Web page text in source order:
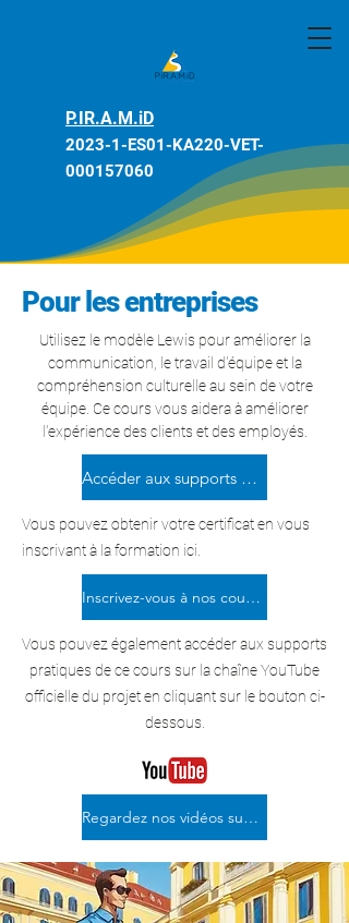
P.IR.A.M.iD
2023-1-ES01-KA220-VET-
000157060
Pour les entreprises
Utilisez le modèle Lewis pour améliorer la
communication, le travail d'équipe et la
compréhension culturelle au sein de votre
équipe. Ce cours vous aidera à améliorer
l'expérience des clients et des employés.
Accéder aux supports de cours
Vous pouvez obtenir votre certificat en vous
inscrivant à la formation ici.
Inscrivez-vous à nos cours en ligne certifiés
Vous pouvez également accéder aux supports
pratiques de ce cours sur la chaîne YouTube
officielle du projet en cliquant sur le bouton ci-
dessous.
Regardez nos vidéos sur YouTube